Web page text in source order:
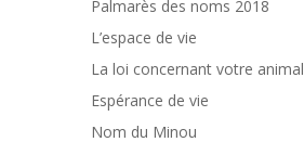
Palmarès des noms 2018
L’espace de vie
La loi concernant votre animal
Espérance de vie
Nom du Minou